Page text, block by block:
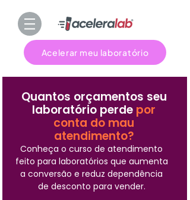
Acelerar meu laboratório
Quantos orçamentos seu
laboratório perde por
conta do mau
atendimento?
Conheça o curso de atendimento
feito para laboratórios que aumenta
a conversão e reduz dependência
de desconto para vender.